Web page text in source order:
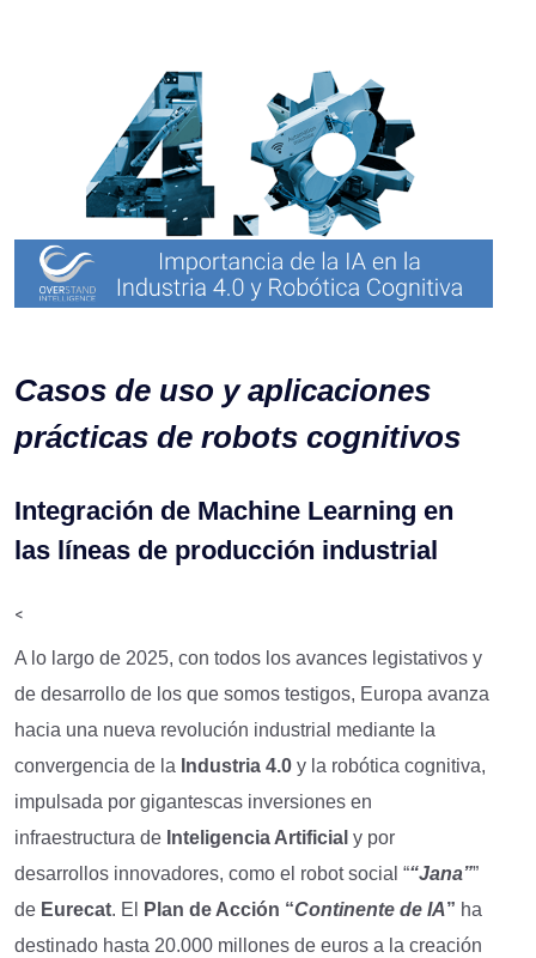
Casos de uso y aplicaciones
prácticas de robots cognitivos
Integración de Machine Learning en
las líneas de producción industrial
<
A lo largo de 2025, con todos los avances legistativos y
de desarrollo de los que somos testigos, Europa avanza
hacia una nueva revolución industrial mediante la
convergencia de la Industria 4.0 y la robótica cognitiva,
impulsada por gigantescas inversiones en
infraestructura de Inteligencia Artificial y por
desarrollos innovadores, como el robot social ““Jana””
de Eurecat. El Plan de Acción “Continente de IA” ha
destinado hasta 20.000 millones de euros a la creación